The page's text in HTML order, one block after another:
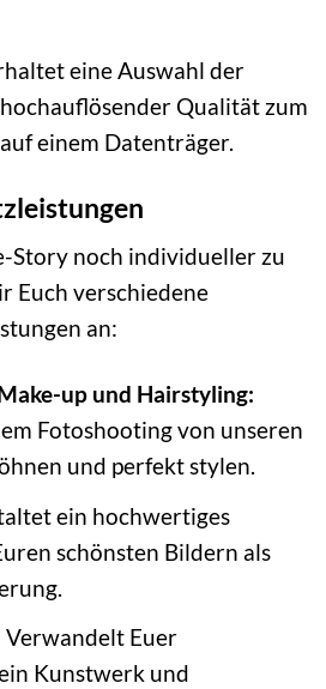
eine Auswahl der
Qualität zum
einem Datenträger.
Story noch individueller zu
Euch verschiedene
an:
up und Hairstyling:
Fotoshooting von unseren
und perfekt stylen.
ein hochwertiges
schönsten Bildern als
Verwandelt Euer
Kunstwerk und